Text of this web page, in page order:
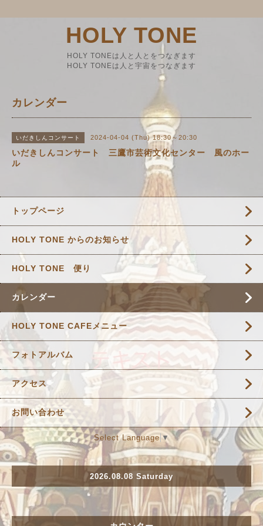
HOLY TONE
HOLY TONEは人と人とをつなぎます
HOLY TONEは人と宇宙をつなぎます
カレンダー
いだきしんコンサート 2024-04-04 (Thu) 18:30～20:30
いだきしんコンサート 三鷹市芸術文化センター 風のホー
ル
トップページ
HOLY TONE からのお知らせ
HOLY TONE 便り
カレンダー
HOLY TONE CAFEメニュー
フォトアルバム
アクセス
お問い合わせ
Select Language ▼
2026.08.08 Saturday